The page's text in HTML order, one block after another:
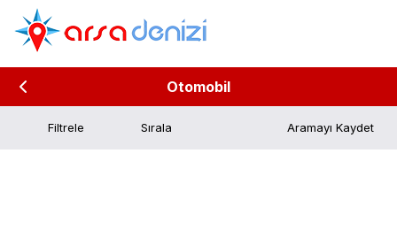
Otomobil
Filtrele Aramayı Kaydet